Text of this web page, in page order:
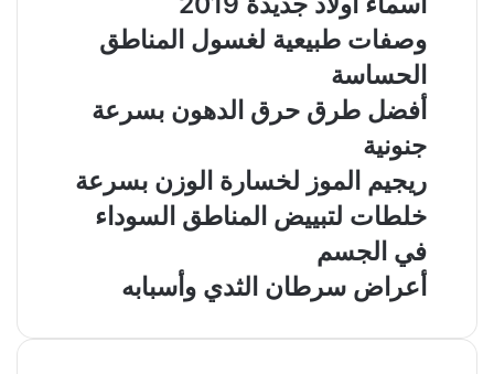
وصفات طبيعية لغسول المناطق
الحساسة
أفضل طرق حرق الدهون بسرعة
جنونية
ريجيم الموز لخسارة الوزن بسرعة
خلطات لتبييض المناطق السوداء
في الجسم
أعراض سرطان الثدي وأسبابه